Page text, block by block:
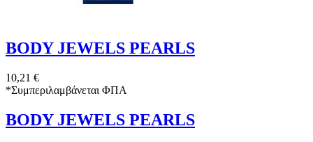
BODY JEWELS PEARLS
10,21 €
*Συμπεριλαμβάνεται ΦΠΑ
BODY JEWELS PEARLS